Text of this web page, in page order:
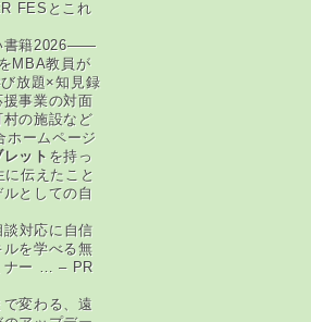
FESとこれ
書籍2026――
MBA教員が
放題×知見録
援事業の対面
の施設など
ホームページ
レット を持っ
伝えたこと
としての自
談対応に自信
を学べる無
ナー … – PR
変わる、遠